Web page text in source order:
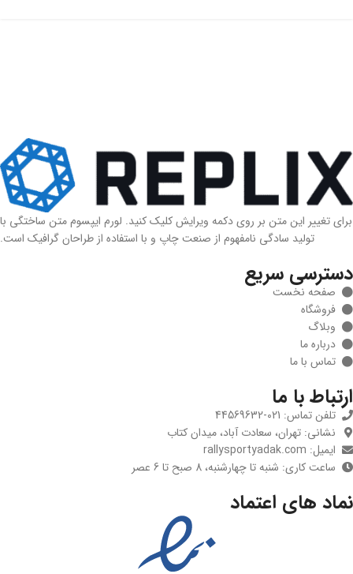
برای تغییر این متن بر روی دکمه ویرایش کلیک کنید. لورم ایپسوم متن ساختگی با
تولید سادگی نامفهوم از صنعت چاپ و با استفاده از طراحان گرافیک است.
دسترسی سریع
صفحه نخست
فروشگاه
وبلاگ
درباره ما
تماس با ما
ارتباط با ما
تلفن تماس: 021-44569632
نشانی: تهران، سعادت آباد، میدان کتاب
ایمیل: rallysportyadak.com
ساعت کاری: شنبه تا چهارشنبه، 8 صبح تا 6 عصر
نماد های اعتماد